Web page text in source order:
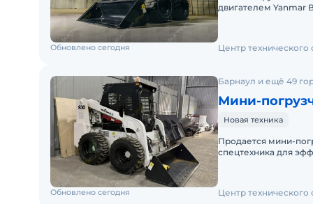
двигателем Yanmar В наличии на складах РФ. Действующее ЭПСМ, все
Обновлено сегодня Центр технического
Барнаул и ещё 49
Мини-
Новая техника
Продается мини-
спецтехника для
Обновлено сегодня Центр технического